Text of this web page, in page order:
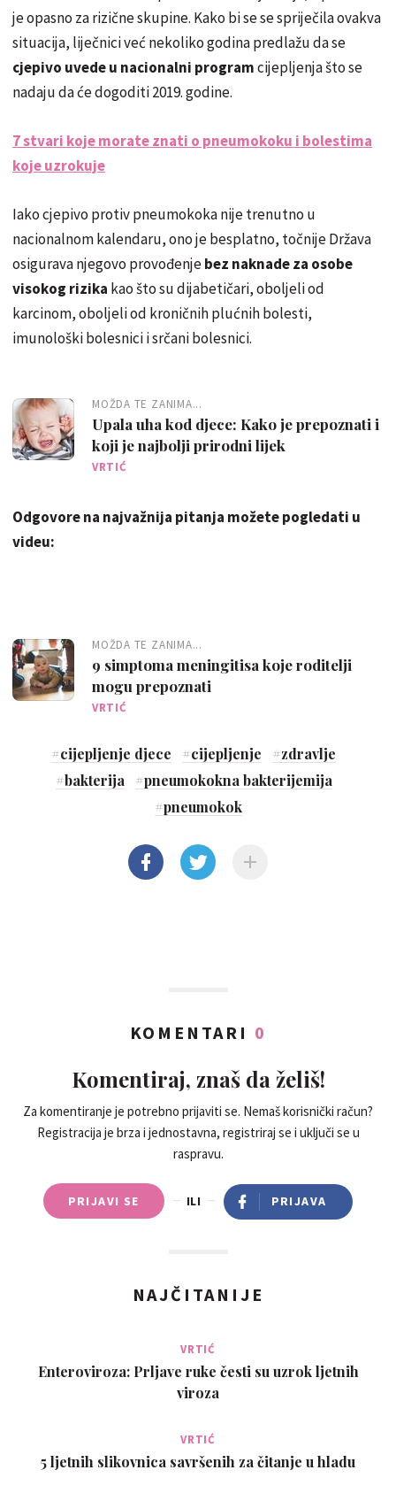
je opasno za rizične skupine. Kako bi se se spriječila ovakva
situacija, liječnici već nekoliko godina predlažu da se
cjepivo uvede u nacionalni programcijepljenja što se
nadaju da će dogoditi 2019. godine.
7 stvari koje morate znati o pneumokoku i bolestima
koje uzrokuje
Iako cjepivo protiv pneumokoka nije trenutno u
nacionalnom kalendaru, ono je besplatno, točnije Država
osigurava njegovo provođenjebez naknade za osobe
visokog rizika kao što su dijabetičari, oboljeli od
karcinom, oboljeli od kroničnih plućnih bolesti,
imunološki bolesnici i srčani bolesnici.
MOŽDA TE ZANIMA...
Upala uha kod djece: Kako je prepoznati i
koji je najbolji prirodni lijek
VRTIĆ
Odgovore na najvažnija pitanja možete pogledati u
videu:
MOŽDA TE ZANIMA...
9 simptoma meningitisa koje roditelji
mogu prepoznati
VRTIĆ
#cijepljenje djece #cijepljenje #zdravlje
#bakterija #pneumokokna bakterijemija
#pneumokok
KOMENTARI 0
Komentiraj, znaš da želiš!
Za komentiranje je potrebno prijaviti se. Nemaš korisnički račun?
Registracija je brza i jednostavna, registriraj se i uključi se u
raspravu.
PRIJAVI SE ILI PRIJAVA
NAJČITANIJE
VRTIĆ
Enteroviroza: Prljave ruke česti su uzrok ljetnih
viroza
VRTIĆ
5 ljetnih slikovnica savršenih za čitanje u hladu